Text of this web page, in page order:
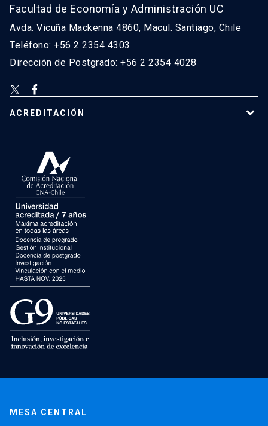
Facultad de Economía y Administración UC
Avda. Vicuña Mackenna 4860, Macul. Santiago, Chile
Teléfono: +56 2 2354 4303
Dirección de Postgrado: +56 2 2354 4028
ACREDITACIÓN
MESA CENTRAL